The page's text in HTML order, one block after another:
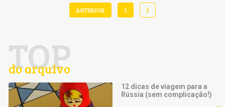
ANTERIOR 1 2
TOP
do arquivo
12 dicas de viagem para a
Rússia (sem complicação!)